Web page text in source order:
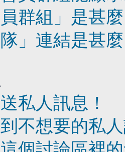
員群組」是甚
隊」連結是甚
私人訊息！
不想要的私